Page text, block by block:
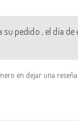
su pedido , el día
en dejar una